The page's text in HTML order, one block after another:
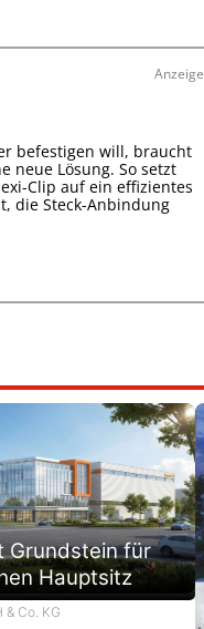
Anzeige
befestigen will, braucht
neue Lösung. So setzt
Clip auf ein effizientes
die Steck-Anbindung
Grundstein für
Hauptsitz
& Co. KG